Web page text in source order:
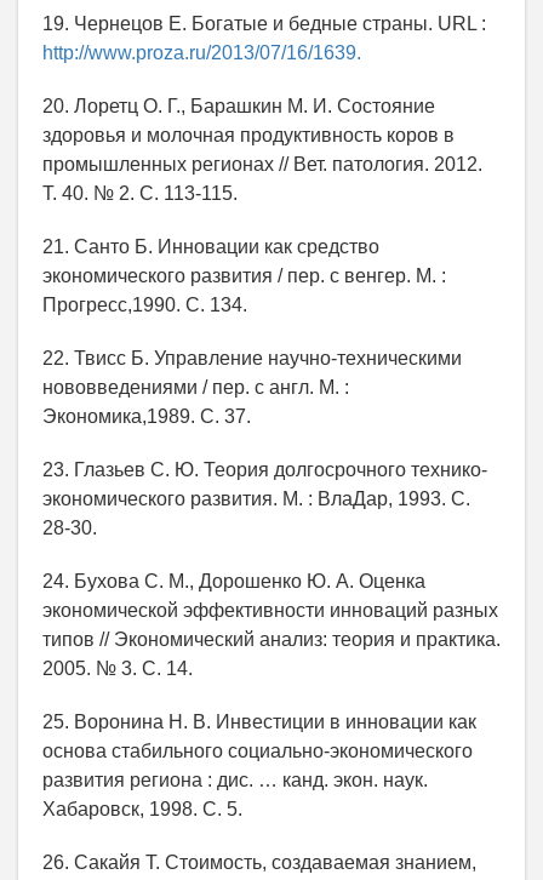
19. Чернецов Е. Богатые и бедные страны. URL :
http://www.proza.ru/2013/07/16/1639.
20. Лоретц О. Г., Барашкин М. И. Состояние
здоровья и молочная продуктивность коров в
промышленных регионах // Вет. патология. 2012.
Т. 40. № 2. С. 113-115.
21. Санто Б. Инновации как средство
экономического развития / пер. с венгер. М. :
Прогресс,1990. С. 134.
22. Твисс Б. Управление научно-техническими
нововведениями / пер. с англ. М. :
Экономика,1989. С. 37.
23. Глазьев С. Ю. Теория долгосрочного технико-
экономического развития. М. : ВлаДар, 1993. С.
28-30.
24. Бухова С. М., Дорошенко Ю. А. Оценка
экономической эффективности инноваций разных
типов // Экономический анализ: теория и практика.
2005. № 3. С. 14.
25. Воронина Н. В. Инвестиции в инновации как
основа стабильного социально-экономического
развития региона : дис. … канд. экон. наук.
Хабаровск, 1998. С. 5.
26. Сакайя Т. Стоимость, создаваемая знанием,